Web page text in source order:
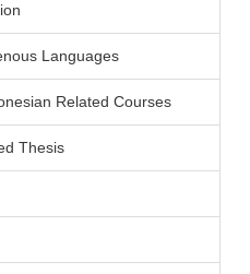
Languages
Related Courses
Thesis